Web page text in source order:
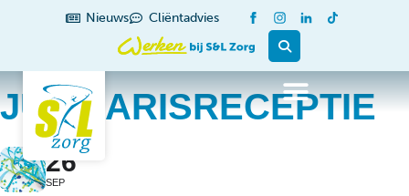
Nieuws Cliëntadvies
JUBILARISRECEPTIE
26
SEP